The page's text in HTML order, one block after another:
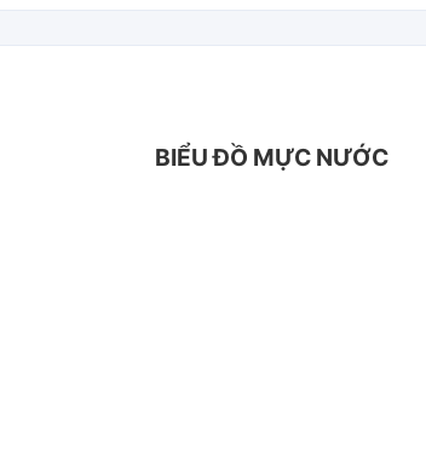
BIỂU ĐỒ MỰC NƯỚC